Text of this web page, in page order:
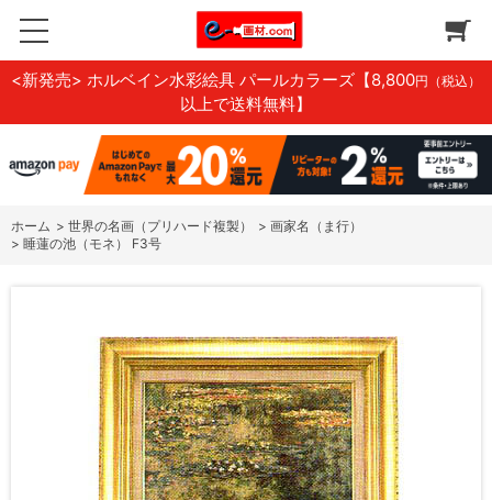
<新発売> ホルベイン水彩絵具 パールカラーズ 【8,800円（税込）
以上で送料無料】
ホーム > 世界の名画（プリハード複製） > 画家名（ま行）
> 睡蓮の池（モネ） F3号